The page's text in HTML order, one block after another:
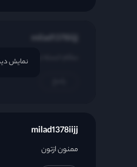
milad1378iijj
سلام خسته نباشید لطفا
نمایش
milad1378iijj
ممنون ازتون